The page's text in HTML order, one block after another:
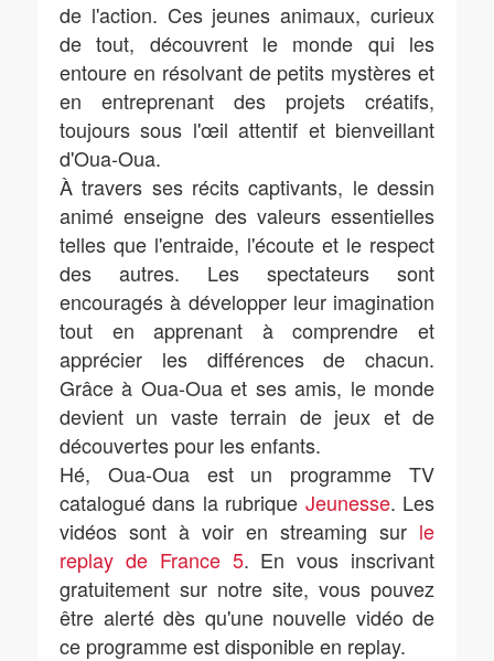
de l'action. Ces jeunes animaux, curieux
de tout, découvrent le monde qui les
entoure en résolvant de petits mystères et
en entreprenant des projets créatifs,
toujours sous l'œil attentif et bienveillant
d'Oua-Oua.
À travers ses récits captivants, le dessin
animé enseigne des valeurs essentielles
telles que l'entraide, l'écoute et le respect
des autres. Les spectateurs sont
encouragés à développer leur imagination
tout en apprenant à comprendre et
apprécier les différences de chacun.
Grâce à Oua-Oua et ses amis, le monde
devient un vaste terrain de jeux et de
découvertes pour les enfants.
Hé, Oua-Oua est un programme TV
catalogué dans la rubrique Jeunesse. Les
vidéos sont à voir en streaming sur le
replay de France 5. En vous inscrivant
gratuitement sur notre site, vous pouvez
être alerté dès qu'une nouvelle vidéo de
ce programme est disponible en replay.